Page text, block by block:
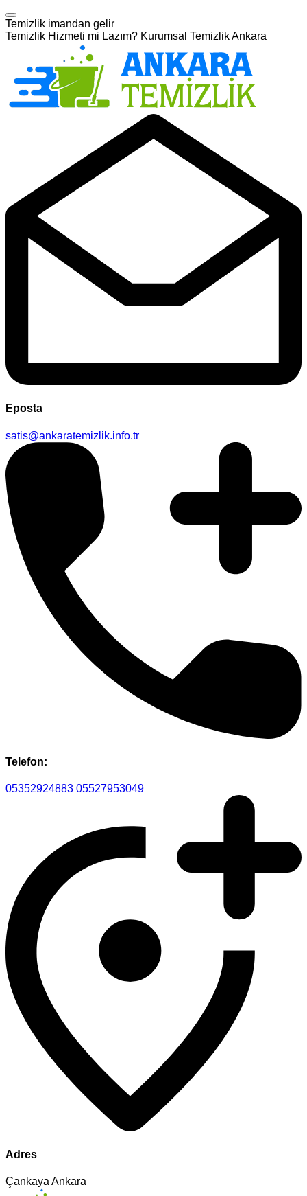
Temizlik imandan gelir
Temizlik Hizmeti mi Lazım? Kurumsal Temizlik Ankara
Eposta
satis@ankaratemizlik.info.tr
Telefon:
05352924883 05527953049
Adres
Çankaya Ankara